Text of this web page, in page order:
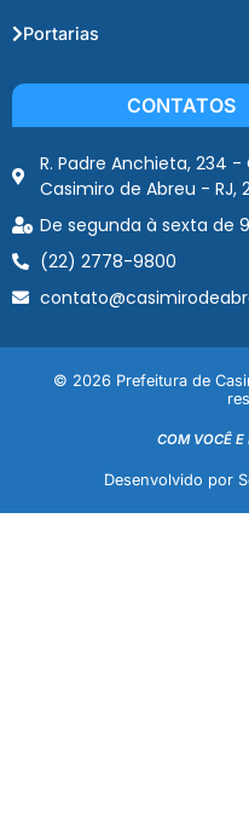
Portarias
CONTATOS
R. Padre Anchieta, 234 -
Casimiro de Abreu - RJ,
De segunda à sexta de
(22) 2778-9800
© 2026 Prefeitura de
COM VOCÊ E
Desenvolvido por